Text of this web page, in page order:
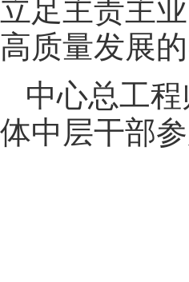
立足主责主
高质量发展的
中心总工
体中层干部